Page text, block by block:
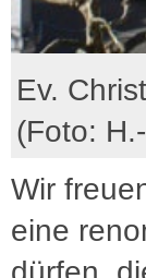
Ev.
(Foto:
Wir
eine